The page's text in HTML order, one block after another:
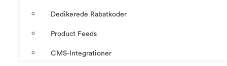
Dedikerede Rabatkoder
Product Feeds
CMS-Integrationer